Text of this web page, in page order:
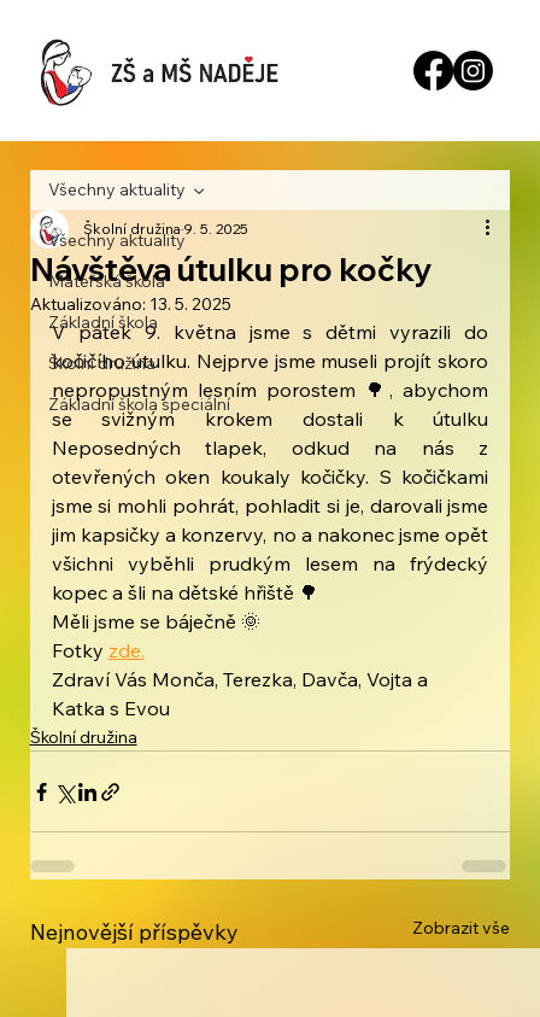
Všechny aktuality
Mateřská škola
Základní škola
Školní družina
Základní škola speciální
Všechny aktuality
Návštěva útulku pro kočky
Školní družina9. 5. 2025
Aktualizováno: 13. 5. 2025
V pátek 9. května jsme s dětmi vyrazili do
kočičího útulku. Nejprve jsme museli projít skoro
nepropustným lesním porostem 🌳, abychom
se svižným krokem dostali k útulku
Neposedných tlapek, odkud na nás z
otevřených oken koukaly kočičky. S kočičkami
jsme si mohli pohrát, pohladit si je, darovali jsme
jim kapsičky a konzervy, no a nakonec jsme opět
všichni vyběhli prudkým lesem na frýdecký
kopec a šli na dětské hřiště 🌳
Měli jsme se báječně 🌞
Fotky zde.
Zdraví Vás Monča, Terezka, Davča, Vojta a
Katka s Evou
Školní družina
Nejnovější příspěvky Zobrazit vše